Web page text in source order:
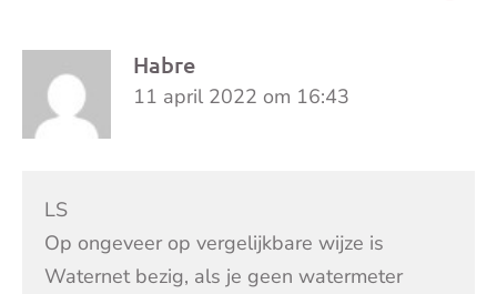
Habre
11 april 2022 om 16:43
LS
Op ongeveer op vergelijkbare wijze is
Waternet bezig, als je geen watermeter